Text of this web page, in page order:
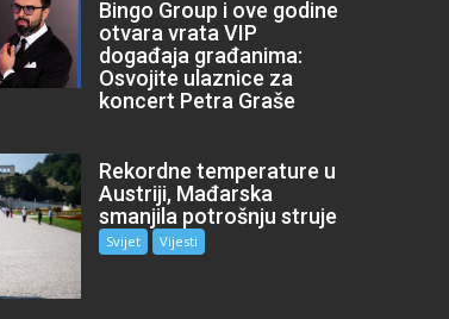
Bingo Group i ove godine
otvara vrata VIP
događaja građanima:
Osvojite ulaznice za
koncert Petra Graše
Rekordne temperature u
Austriji, Mađarska
smanjila potrošnju struje
Svijet Vijesti